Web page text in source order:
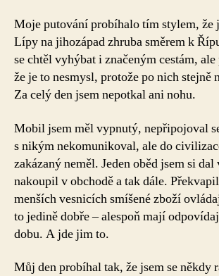
Moje putování probíhalo tím stylem, že
Lípy na jihozápad zhruba směrem k
se chtěl vyhýbat i značeným cestám, ale
že je to nesmysl, protože po nich stejně
Za celý den jsem nepotkal ani nohu.
Mobil jsem měl vypnutý, nepřipojoval
s nikým nekomunikoval, ale do
zakázaný neměl. Jeden oběd jsem si dal
nakoupil v obchodě a tak dále.
menších vesnicích smíšené zboží
to jedině dobře – alespoň mají
dobu. A jde jim to.
Můj den probíhal tak, že jsem se někdy